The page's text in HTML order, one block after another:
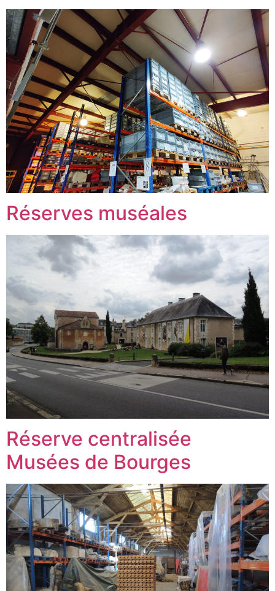
Réserves muséales
Réserve centralisée
Musées de Bourges